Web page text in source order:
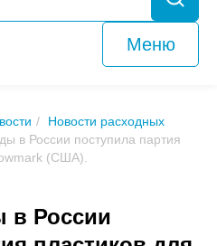
Меню
Новости расходных
в России поступила партия
(США).
в России